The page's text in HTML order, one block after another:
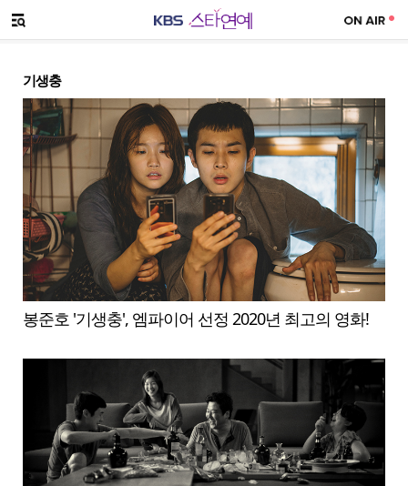
메뉴 열기
기생충
봉준호 '기생충', 엠파이어 선정 2020년 최고의 영화!